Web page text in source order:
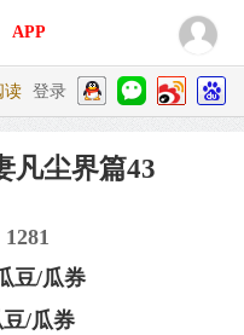
APP
读 登录
凡尘界篇43
1281
豆/瓜券
豆/瓜券